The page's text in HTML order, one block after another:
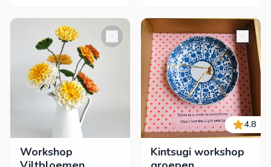
Workshop
4.8
Kintsugi workshop